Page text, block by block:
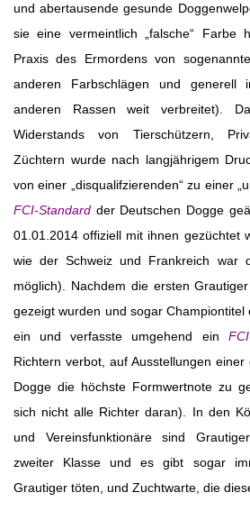
und abertausende gesunde
sie eine vermeintlich „falsche“ Farbe
Praxis des Ermordens von
anderen Farbschlägen und generell
anderen Rassen weit verbreitet).
Widerstands von Tierschützern,
Züchtern wurde nach langjährigem
von einer „disqualifzierenden“ zu einer
FCI-Standard der Deutschen Dogge
01.01.2014 offiziell mit ihnen gezüchtet
wie der Schweiz und Frankreich war
möglich). Nachdem die ersten
gezeigt wurden und sogar
ein und verfasste umgehend ein
Richtern verbot, auf Ausstellungen einer
Dogge die höchste Formwertnote zu
sich nicht alle Richter daran). In den
und Vereinsfunktionäre sind
zweiter Klasse und es gibt sogar
Grautiger töten, und Zuchtwarte, die